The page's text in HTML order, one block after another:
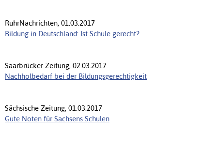
RuhrNachrichten, 01.03.2017
Bildung in Deutschland: Ist Schule gerecht?
Saarbrücker Zeitung, 02.03.2017
Nachholbedarf bei der Bildungsgerechtigkeit
Sächsische Zeitung, 01.03.2017
Gute Noten für Sachsens Schulen